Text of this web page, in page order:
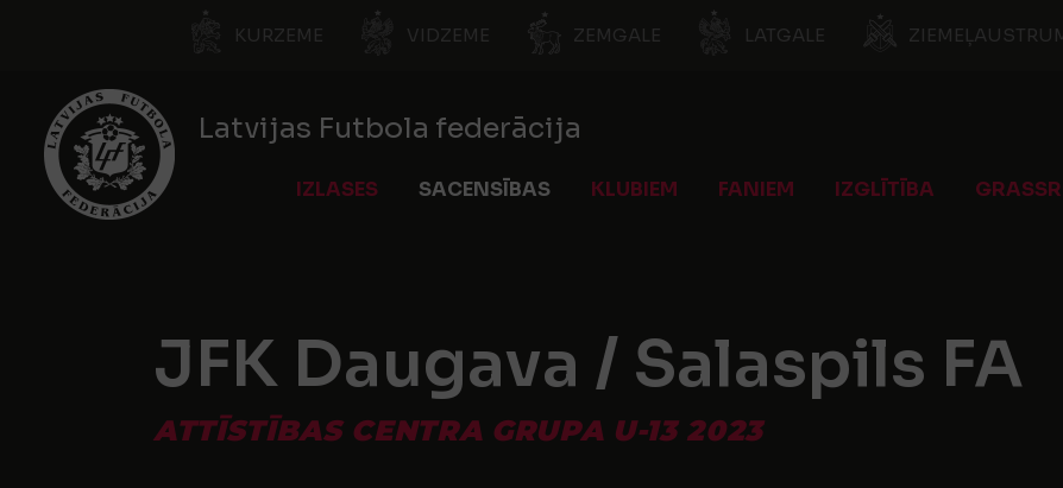
KURZEME VIDZEME ZEMGALE LATGALE
Latvijas Futbola federācija
IZLASES SACENSĪBAS KLUBIEM FANIEM IZGLĪTĪBA
JFK Daugava / Salaspils FA
ATTĪSTĪBAS CENTRA GRUPA U-13 2023